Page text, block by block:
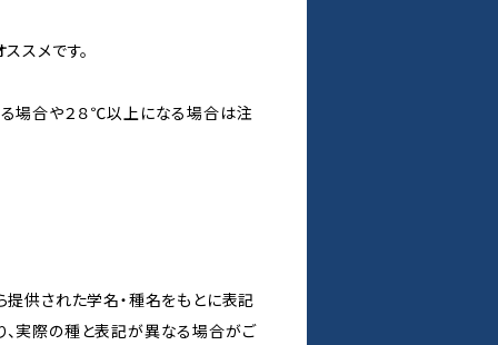
スメです。
る場合や２８℃以上になる場合は注
供された学名・種名をもとに表記
、実際の種と表記が異なる場合がご